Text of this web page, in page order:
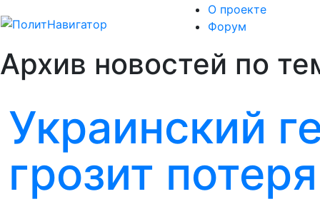
О проекте
Форум
Архив новостей по
Украинский
грозит